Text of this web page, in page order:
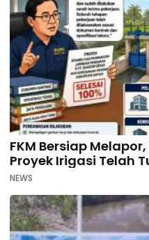
FKM Bersiap
Proyek Irigasi Telah
NEWS